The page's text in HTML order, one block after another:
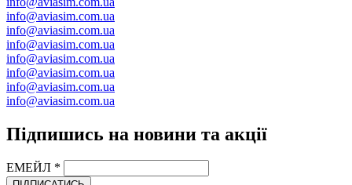
info@aviasim.com.ua
info@aviasim.com.ua
info@aviasim.com.ua
info@aviasim.com.ua
info@aviasim.com.ua
info@aviasim.com.ua
info@aviasim.com.ua
Підпишись на новини та акції
ЕМЕЙЛ *